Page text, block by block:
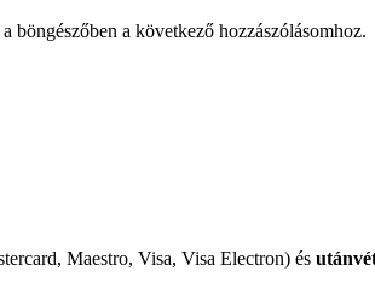
böngészőben a következő hozzászólásomhoz.
Maestro, Visa, Visa Electron) és